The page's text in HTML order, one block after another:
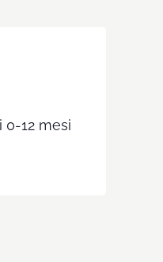
0-12 mesi